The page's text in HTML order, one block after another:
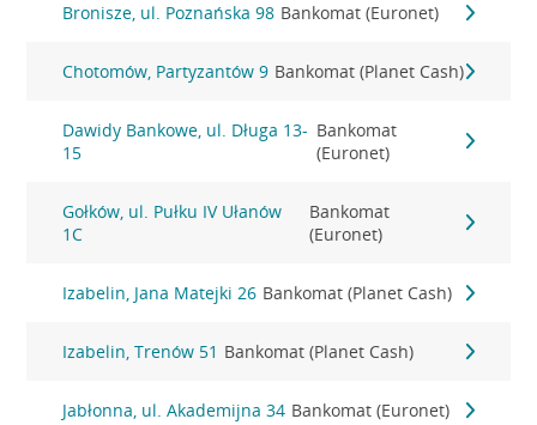
Bronisze, ul. Poznańska 98 Bankomat (Euronet)
Chotomów, Partyzantów 9 Bankomat (Planet Cash)
Dawidy Bankowe, ul. Długa 13-
15
Bankomat
(Euronet)
Gołków, ul. Pułku IV Ułanów
1C
Bankomat
(Euronet)
Izabelin, Jana Matejki 26 Bankomat (Planet Cash)
Izabelin, Trenów 51 Bankomat (Planet Cash)
Jabłonna, ul. Akademijna 34 Bankomat (Euronet)